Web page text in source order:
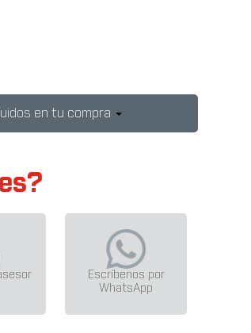
en tu compra
Escríbenos por
WhatsApp